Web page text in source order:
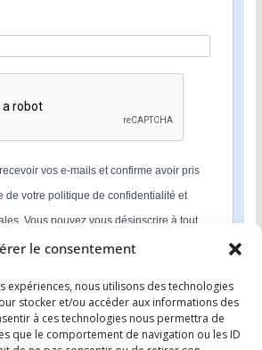
le consentement
expériences, nous utilisons des technologies
stocker et/ou accéder aux informations des
à ces technologies nous permettra de
que le comportement de navigation ou les ID
vos e-mails et confirme avoir pris
de votre politique de confidentialité et
Vous pouvez vous désinscrire à tout
sur le lien présent dans nos emails.
Sendinblue en tant que plateforme
En soumettant ce formulaire, vous